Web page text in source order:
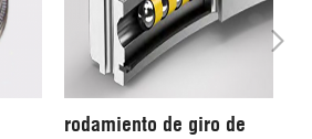
rodamiento de giro de